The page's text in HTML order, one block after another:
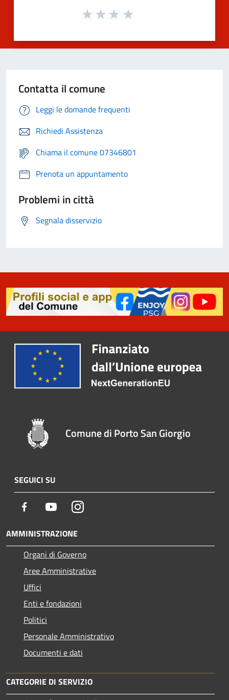
Contatta il comune
Leggi le domande frequenti
Richiedi Assistenza
Chiama il comune 07346801
Prenota un appuntamento
Problemi in città
Segnala disservizio
Comune di Porto San Giorgio
SEGUICI SU
Facebook YoutubeInstagram
AMMINISTRAZIONE
Organi di Governo
Aree Amministrative
Uffici
Enti e fondazioni
Politici
Personale Amministrativo
Documenti e dati
CATEGORIE DI SERVIZIO